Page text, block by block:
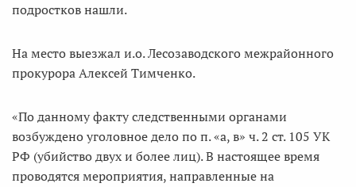
подростков нашли.
На место выезжал и.о. Лесозаводского межрайонного
прокурора Алексей Тимченко.
«По данному факту следственными органами
возбуждено уголовное дело по п. «а, в» ч. 2 ст. 105 УК
РФ (убийство двух и более лиц). В настоящее время
проводятся мероприятия, направленные на